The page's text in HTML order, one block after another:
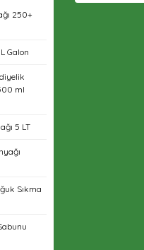
250+
Galon
ml
5 LT
Sıkma